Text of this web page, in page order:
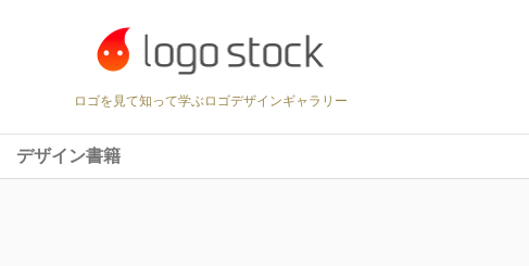
ロゴを見て知って学ぶロゴデザインギャラリー
デザイン書籍